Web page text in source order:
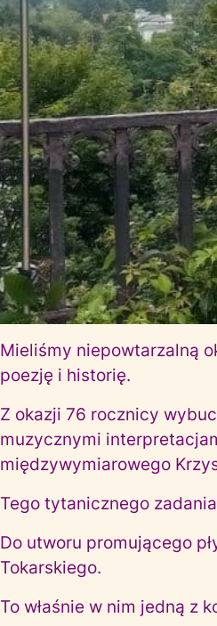
Mieliśmy niepowtarzalną
poezję i historię.
Z okazji 76 rocznicy
muzycznymi
międzywymiarowego
Tego tytanicznego
Do utworu promującego
Tokarskiego.
To właśnie w nim jedną z